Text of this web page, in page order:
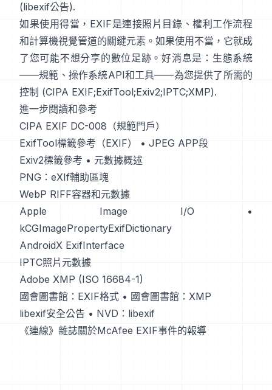
(libexif公告).
如果使用得當，EXIF是連接照片目錄、權利工作流程
和計算機視覺管道的關鍵元素。如果使用不當，它就成
了您可能不想分享的數位足跡。好消息是：生態系統
——規範、操作系統API和工具——為您提供了所需的
控制 (CIPA EXIF;ExifTool;Exiv2;IPTC;XMP).
進一步閱讀和參考
CIPA EXIF DC-008（規範門戶）
ExifTool標籤參考（EXIF）
• JPEG APP段
Exiv2標籤參考 • 元數據概述
PNG：eXIf輔助區塊
WebP RIFF容器和元數據
Apple Image I/O •
kCGImagePropertyExifDictionary
AndroidX ExifInterface
IPTC照片元數據
Adobe XMP (ISO 16684-1)
國會圖書館：EXIF格式 • 國會圖書館：XMP
libexif安全公告 • NVD：libexif
《連線》雜誌關於McAfee EXIF事件的報導